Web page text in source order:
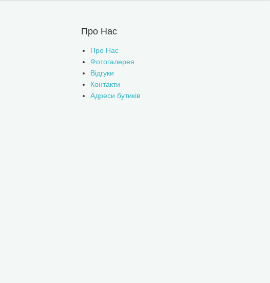
Про Нас
Про Нас
Фотогалерея
Відгуки
Контакти
Адреси бутиків